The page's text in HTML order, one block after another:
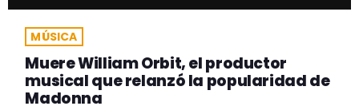
MÚSICA
Muere William Orbit, el productor
musical que relanzó la popularidad de
Madonna